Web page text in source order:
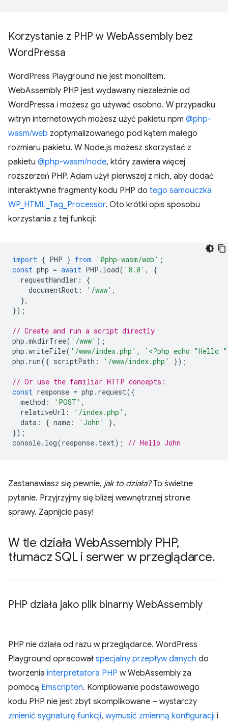
Korzystanie z PHP w WebAssembly bez
WordPressa
WordPress Playground nie jest monolitem.
WebAssembly PHP jest wydawany niezależnie od
WordPressa i możesz go używać osobno. W przypadku
witryn internetowych możesz użyć pakietu npm @php-
wasm/web zoptymalizowanego pod kątem małego
rozmiaru pakietu. W Node.js możesz skorzystać z
pakietu @php-wasm/node, który zawiera więcej
rozszerzeń PHP. Adam użył pierwszej z nich, aby dodać
interaktywne fragmenty kodu PHP do tego samouczka
WP_HTML_Tag_Processor. Oto krótki opis sposobu
korzystania z tej funkcji:
import { PHP } from '@php-wasm/web' ;
const php = await PHP . load( '8.0' ,
{
requestHandler :
{
documentRoot : '/www' ,
},
});
// Create and run a script directly
php .mkdirTree( '/www' );
php .writeFile( '/www/index.php' ,
`<?php echo "Hello
php . run({ scriptPath : '/www/index.php' });
// Or use the familiar HTTP concepts:
const response = php . request({
method : 'POST' ,
relativeUrl : '/index.php' ,
data : { name : 'John'
},
});
console. log(response. text); // Hello John
Zastanawiasz się pewnie, jak to działa?To świetne
pytanie. Przyjrzyjmy się bliżej wewnętrznej stronie
sprawy. Zapnijcie pasy!
W tle działa WebAssembly PHP,
tłumacz SQL i serwer w przeglądarce.
PHP działa jako plik binarny WebAssembly
PHP nie działa od razu w przeglądarce. WordPress
Playground opracował specjalny przepływ danych do
tworzenia interpretatora PHP w WebAssembly za
pomocą Emscripten. Kompilowanie podstawowego
kodu PHP nie jest zbyt skomplikowane – wystarczy
zmienić sygnaturę funkcji, wymusić zmienną konfiguracji i